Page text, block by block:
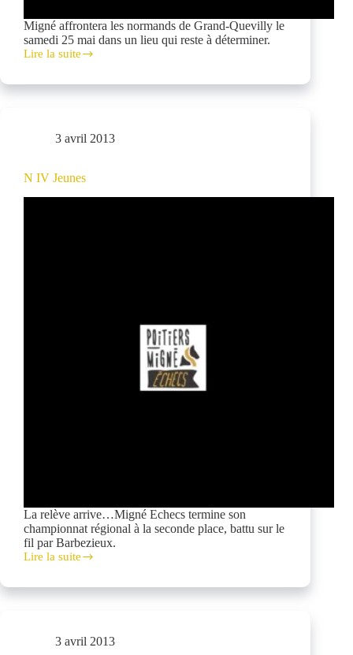
Migné affrontera les normands de Grand-Quevilly le
samedi 25 mai dans un lieu qui reste à déterminer.
Lire la suite
Coupe
:
3 avril 2013
N IV Jeunes
La relève arrive…Migné Echecs termine son
championnat régional à la seconde place, battu sur le
fil par Barbezieux.
Lire la suite
N
Jeunes
3 avril 2013